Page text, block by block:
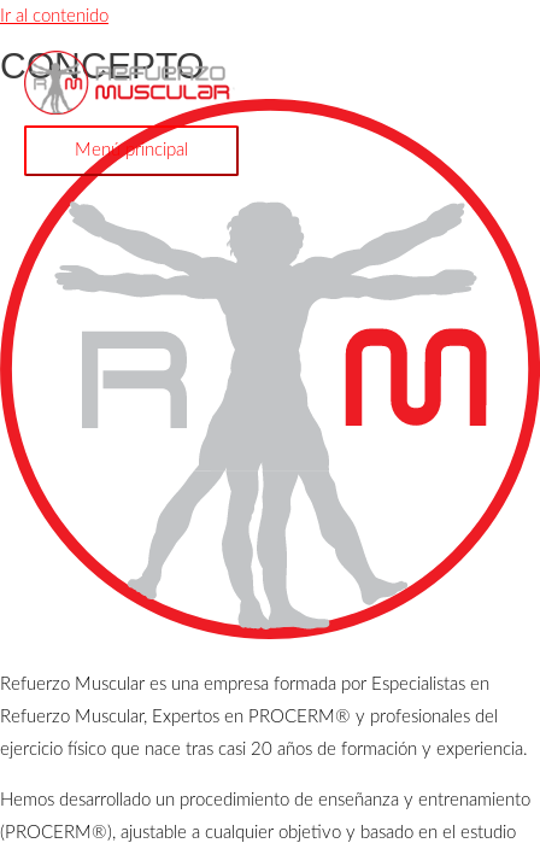
Ir al contenido
Menú principal
CONCEPTO
Refuerzo Muscular es una empresa formada por Especialistas en
Refuerzo Muscular, Expertos en PROCERM® y profesionales del
ejercicio físico que nace tras casi 20 años de formación y experiencia.
Hemos desarrollado un procedimiento de enseñanza y entrenamiento
(PROCERM®), ajustable a cualquier objetivo y basado en el estudio